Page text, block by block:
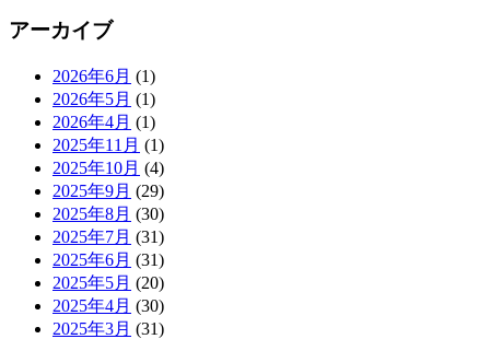
アーカイブ
2026年6月 (1)
2026年5月 (1)
2026年4月 (1)
2025年11月 (1)
2025年10月 (4)
2025年9月 (29)
2025年8月 (30)
2025年7月 (31)
2025年6月 (31)
2025年5月 (20)
2025年4月 (30)
2025年3月 (31)